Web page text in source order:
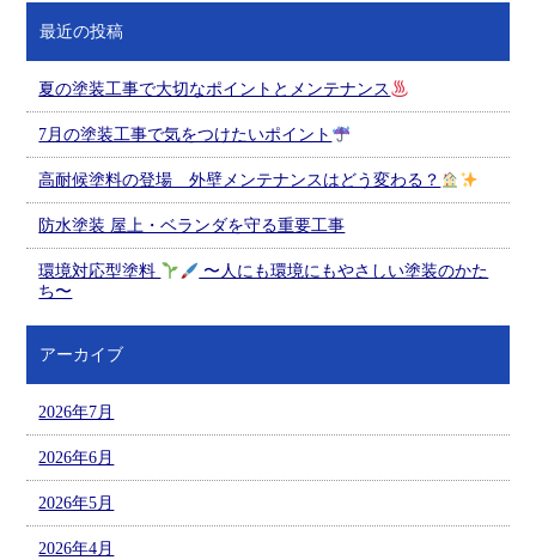
最近の投稿
夏の塗装工事で大切なポイントとメンテナンス
7月の塗装工事で気をつけたいポイント
高耐候塗料の登場 外壁メンテナンスはどう変わる？
防水塗装 屋上・ベランダを守る重要工事
環境対応型塗料
〜人にも環境にもやさしい塗装のかた
ち〜
アーカイブ
2026年7月
2026年6月
2026年5月
2026年4月